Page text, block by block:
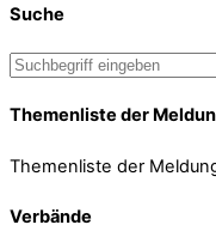
Suche
Themenliste der
Themenliste der
Verbände